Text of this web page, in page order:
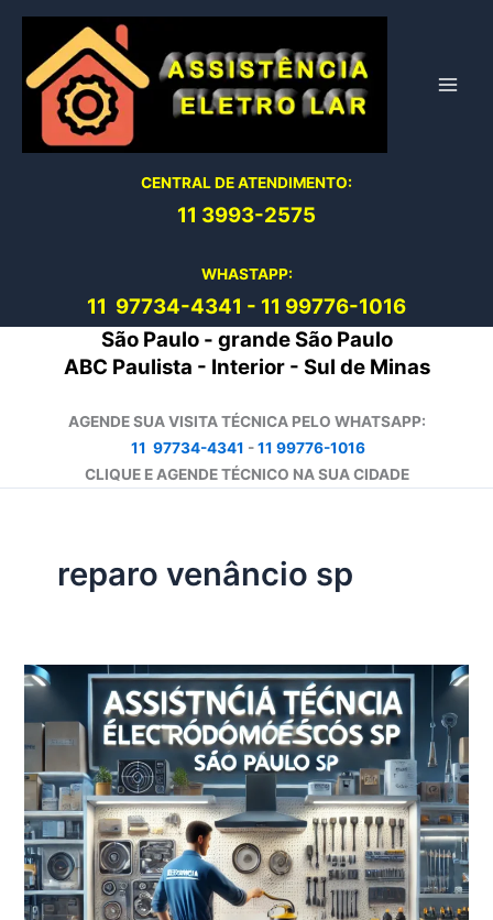
conteúdo
CENTRAL DE ATENDIMENTO:
11 3993-2575
WHASTAPP:
11 97734-4341 - 11 99776-1016
São Paulo - grande São Paulo
ABC Paulista - Interior - Sul de Minas
AGENDE SUA VISITA TÉCNICA PELO WHATSAPP:
11 97734-4341 -11 99776-1016
CLIQUE E AGENDE TÉCNICO NA SUA CIDADE
reparo venâncio sp